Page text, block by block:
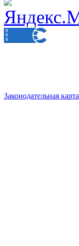
Законодательная карта